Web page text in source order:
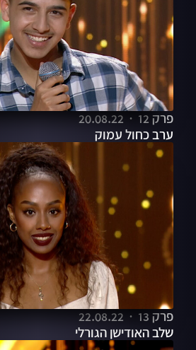
פרק 12
20.08.22
ערב כחול עמוק
פרק 13
22.08.22
שלב האודישן הגורלי